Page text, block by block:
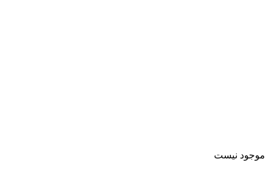
موجود نیست